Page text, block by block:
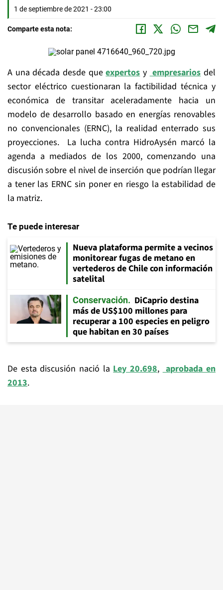
1 de septiembre de 2021 - 23:00
Comparte esta nota:
A una década desde queexpertosyempresariosdel
sector eléctrico cuestionaran la factibilidad técnica y
económica de transitar aceleradamente hacia un
modelo de desarrollo basado en energías renovables
no convencionales (ERNC), la realidad enterrado sus
proyecciones. La lucha contra HidroAysén marcó la
agenda a mediados de los 2000, comenzando una
discusión sobre el nivel de inserción que podrían llegar
a tener las ERNC sin poner en riesgo la estabilidad de
la matriz.
Te puede interesar
Nueva plataforma permite a vecinos
monitorear fugas de metano en
vertederos de Chile con información
satelital
Conservación
DiCaprio destina
más de US$100 millones para
recuperar a 100 especies en peligro
que habitan en 30 países
De esta discusión nació laLey 20.698,aprobada en
2013.